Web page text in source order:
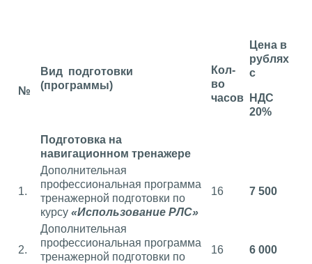
№
Вид подготовки
(программы)
Кол-
во
часов
Цена в
рублях
с
НДС
20%
Подготовка на
навигационном тренажере
1.
Дополнительная
профессиональная программа
тренажерной подготовки по
курсу «Использование РЛС»
16 7 500
2.
Дополнительная
профессиональная программа
тренажерной подготовки по
16 6 000